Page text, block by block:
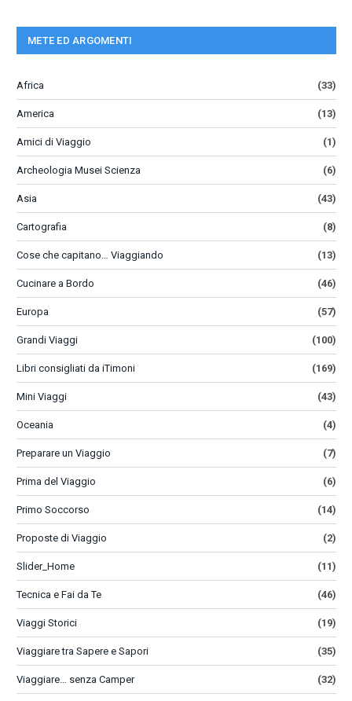
METE ED ARGOMENTI
Africa (33)
America (13)
Amici di Viaggio (1)
Archeologia Musei Scienza (6)
Asia (43)
Cartografia (8)
Cose che capitano… Viaggiando (13)
Cucinare a Bordo (46)
Europa (57)
Grandi Viaggi (100)
Libri consigliati da iTimoni (169)
Mini Viaggi (43)
Oceania (4)
Preparare un Viaggio (7)
Prima del Viaggio (6)
Primo Soccorso (14)
Proposte di Viaggio (2)
Slider_Home (11)
Tecnica e Fai da Te (46)
Viaggi Storici (19)
Viaggiare tra Sapere e Sapori (35)
Viaggiare… senza Camper (32)